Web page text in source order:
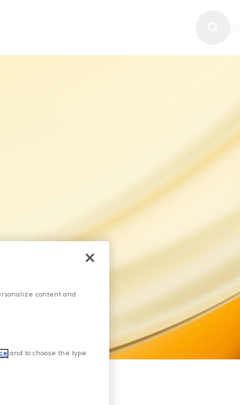
content and
and to choose the type